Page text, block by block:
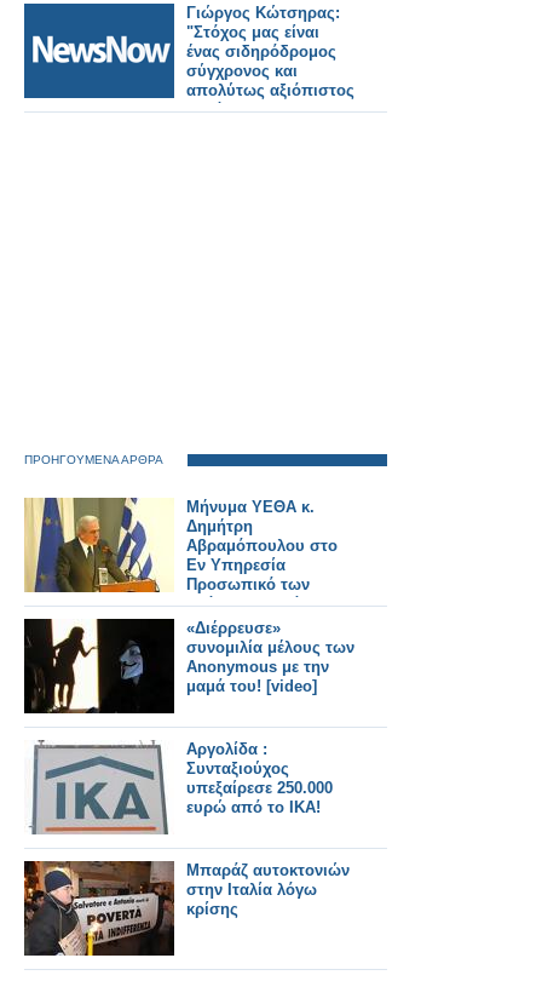
Γιώργος Κώτσηρας:
"Στόχος μας είναι
ένας σιδηρόδρομος
σύγχρονος και
απολύτως αξιόπιστος
για όλους τους
ΠΡΟΗΓΟΥΜΕΝΑ ΑΡΘΡΑ
Μήνυμα ΥΕΘΑ κ.
Δημήτρη
Αβραμόπουλου στο
Εν Υπηρεσία
Προσωπικό των
Ενόπλων Δυνάμεων
«Διέρρευσε»
συνομιλία μέλους των
Anonymous με την
μαμά του! [video]
Αργολίδα :
Συνταξιούχος
υπεξαίρεσε 250.000
ευρώ από το ΙΚΑ!
Μπαράζ αυτοκτονιών
στην Ιταλία λόγω
κρίσης